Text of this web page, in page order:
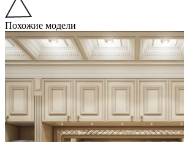
Похожие модели